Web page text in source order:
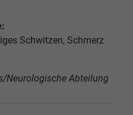
Schwitzen, Schmerz
Neurologische Abteilung